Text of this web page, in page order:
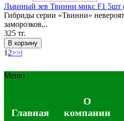
Львиный зев Твинни микс F1 5шт
Гибриды серии «Твинни»
заморозков,..
325 тг.
В корзину
1 2>>|
Меню
Главная
О
компании